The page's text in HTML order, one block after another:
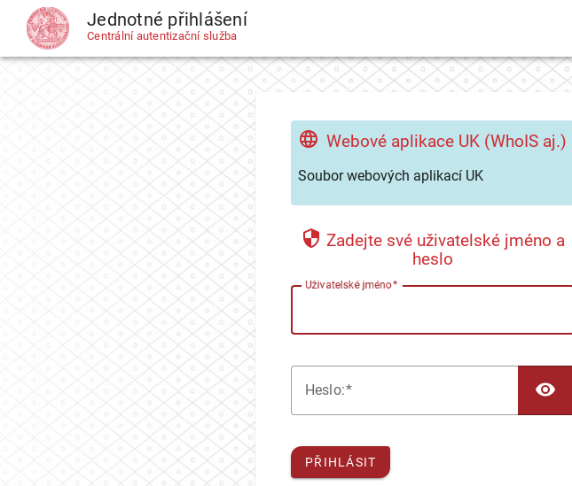
CAS Jednotné přihlášení
Centrální autentizační služba
Webové aplikace UK (WhoIS aj.)
Soubor webových aplikací UK
Zadejte své uživatelské jméno a
heslo
Uživatelské jméno
Heslo:
PŘIHLÁSIT